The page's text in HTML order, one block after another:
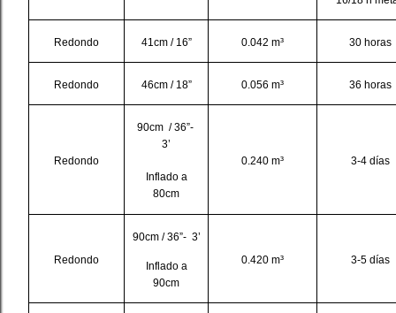
Redondo 41cm / 16” 0.042 m³ 30 horas
Redondo 46cm / 18” 0.056 m³ 36 horas
Redondo
90cm / 36”-
3’
Inflado a
80cm
0.240 m³ 3-4 días
Redondo
90cm / 36”- 3’
Inflado a
90cm
0.420 m³ 3-5 días